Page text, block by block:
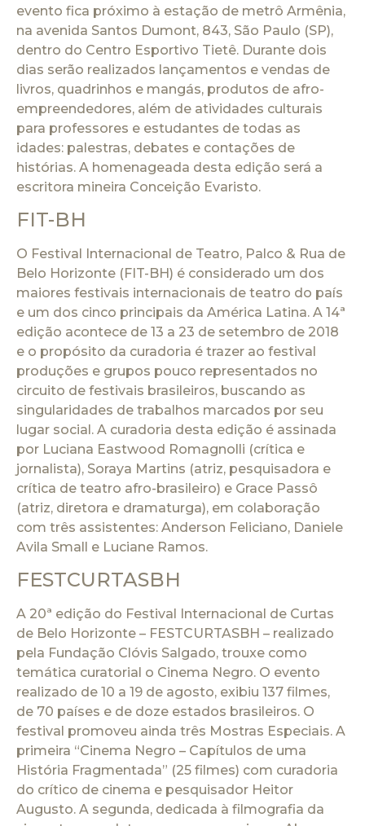
evento fica próximo à estação de metrô Armênia,
na avenida Santos Dumont, 843, São Paulo (SP),
dentro do Centro Esportivo Tietê. Durante dois
dias serão realizados lançamentos e vendas de
livros, quadrinhos e mangás, produtos de afro-
empreendedores, além de atividades culturais
para professores e estudantes de todas as
idades: palestras, debates e contações de
histórias. A homenageada desta edição será a
escritora mineira Conceição Evaristo.
FIT-BH
O Festival Internacional de Teatro, Palco & Rua de
Belo Horizonte (FIT-BH) é considerado um dos
maiores festivais internacionais de teatro do país
e um dos cinco principais da América Latina. A 14ª
edição acontece de 13 a 23 de setembro de 2018
e o propósito da curadoria é trazer ao festival
produções e grupos pouco representados no
circuito de festivais brasileiros, buscando as
singularidades de trabalhos marcados por seu
lugar social. A curadoria desta edição é assinada
por Luciana Eastwood Romagnolli (crítica e
jornalista), Soraya Martins (atriz, pesquisadora e
crítica de teatro afro-brasileiro) e Grace Passô
(atriz, diretora e dramaturga), em colaboração
com três assistentes: Anderson Feliciano, Daniele
Avila Small e Luciane Ramos.
FESTCURTASBH
A 20ª edição do Festival Internacional de Curtas
de Belo Horizonte – FESTCURTASBH – realizado
pela Fundação Clóvis Salgado, trouxe como
temática curatorial o Cinema Negro. O evento
realizado de 10 a 19 de agosto, exibiu 137 filmes,
de 70 países e de doze estados brasileiros. O
festival promoveu ainda três Mostras Especiais. A
primeira “Cinema Negro – Capítulos de uma
História Fragmentada” (25 filmes) com curadoria
do crítico de cinema e pesquisador Heitor
Augusto. A segunda, dedicada à filmografia da